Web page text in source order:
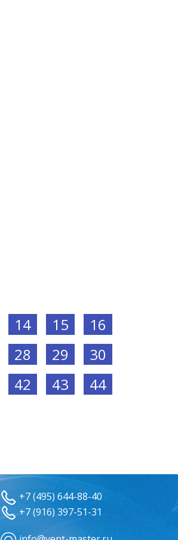
14 15
16
28 29
30
42 43
44
+7 (495) 644-88-40
+7 (916) 397-51-31